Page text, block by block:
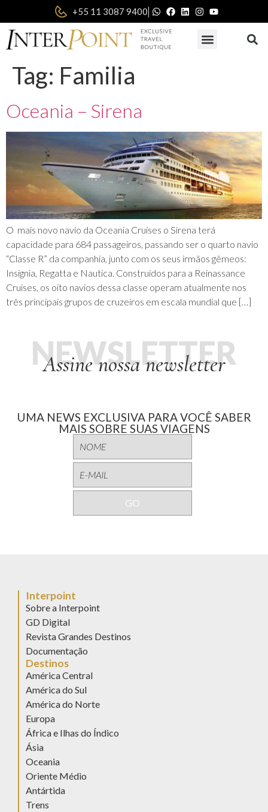
+55 11 3087 9400|
Tag: Familia
Oceania – Sirena
O mais novo navio da Oceania Cruises o Sirena terá
capacidade para 684 passageiros, passando ser o quarto navio
“Classe R” da companhia, junto com os seus irmãos gêmeos:
Insignia, Regatta e Nautica. Construídos para a Reinassance
Cruises, os oito navios dessa classe operam atualmente nos
três principais grupos de cruzeiros em escala mundial que […]
Assine nossa newsletter
NEWSLETTER
UMA NEWS EXCLUSIVA PARA VOCÊ SABER
MAIS SOBRE SUAS VIAGENS
Interpoint
Sobre a Interpoint
GD Digital
Revista Grandes Destinos
Documentação
Destinos
América Central
América do Sul
América do Norte
Europa
África e Ilhas do Índico
Ásia
Oceania
Oriente Médio
Antártida
Trens